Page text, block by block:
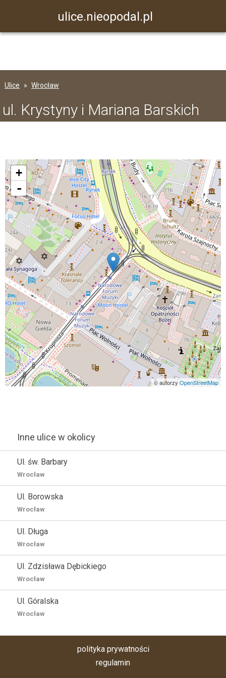
ulice.nieopodal.pl
Ulice Wrocław
ul. Krystyny i Mariana Barskich
+
-
© autorzyOpenStreetMap
Inne ulice w okolicy
Ul. św. Barbary
Wrocław
Ul. Borowska
Wrocław
Ul. Długa
Wrocław
Ul. Zdzisława Dębickiego
Wrocław
Ul. Góralska
Wrocław
polityka prywatności
regulamin